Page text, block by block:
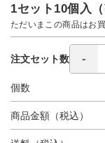
1セット10個入（
ただいまこの商品はお
注文セット数
個数
商品金額（税込）